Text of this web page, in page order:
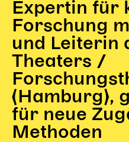
Wem gehört die
House of Hybrid Rebels
HAUS
Über Uns
Unser Blog
Team
Künstler*innen 2025/
Expertin für
Forschung
und Leiterin
Theaters /
(Hamburg),
für neue
Methoden